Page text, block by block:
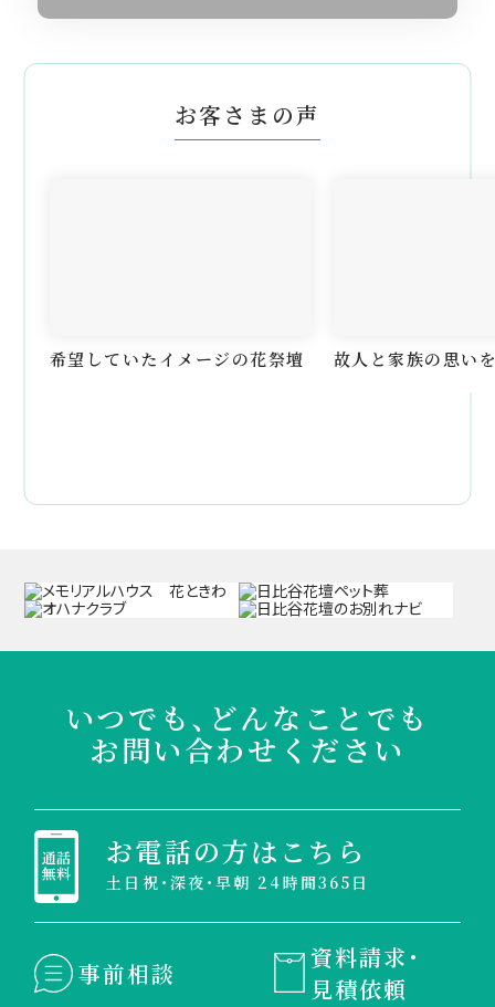
お客さまの声
希望していたイメージの花祭壇 故人と家族の思い
いつでも、どんなことでも
お問い合わせください
お電話の方はこちら
土日祝・深夜・早朝 24時間365日
事前相談
資料請求・
見積依頼